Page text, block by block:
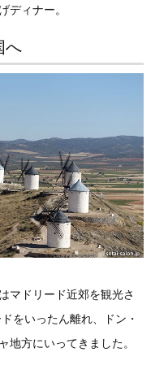
ディナー。
へ
マドリード近郊を観光さ
をいったん離れ、ドン・
地方にいってきました。